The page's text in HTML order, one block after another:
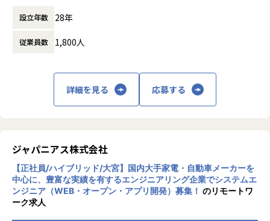
家族と一緒に過ごすことができ、好きな地域で安心して働
基本給で勝負している会社です！技術手当等で大きく見せ
ることをしておりません。
昇給は、基本給を上げていくため、賞与や残業代も必然的
スタンバイ期間は、しっかりJ-collegeにて研修を準備。
ベテラン講師からリアルタイムで教わる事ができます！決
して放置しない会社です。
AIの知見が増えたり資格取得をバックアップしています！
（AIエンジニアコース/IT パスポート試験+基本情報技術者試
た先端テクノロジーの中で「ジャパニアスだ
アリング業界から必要とされ続ける会社を目
設立年数 28年
従業員数 1,800人
詳細を見る 応募する
ジャパニアス株式会社
【正社員/ハイブリッド/大宮】国内大手家電・自動車メーカーを
中心に、豊富な実績を有するエンジニアリング企業でシステムエ
ンジニア（WEB・オープン・アプリ開発）募集！ のリモートワ
ーク求人